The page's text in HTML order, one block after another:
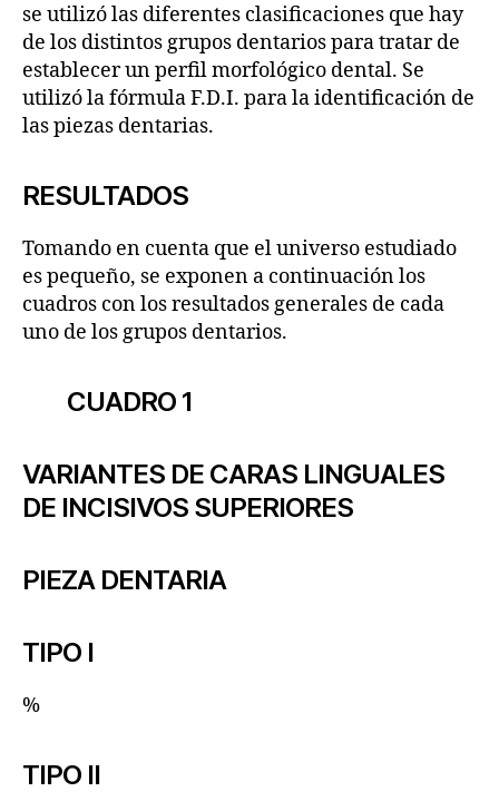
se utilizó las diferentes clasificaciones que hay
de los distintos grupos dentarios para tratar de
establecer un perfil morfológico dental. Se
utilizó la fórmula F.D.I. para la identificación de
las piezas dentarias.
RESULTADOS
Tomando en cuenta que el universo estudiado
es pequeño, se exponen a continuación los
cuadros con los resultados generales de cada
uno de los grupos dentarios.
CUADRO 1
VARIANTES DE CARAS LINGUALES
DE INCISIVOS SUPERIORES
PIEZA DENTARIA
TIPO I
%
TIPO II